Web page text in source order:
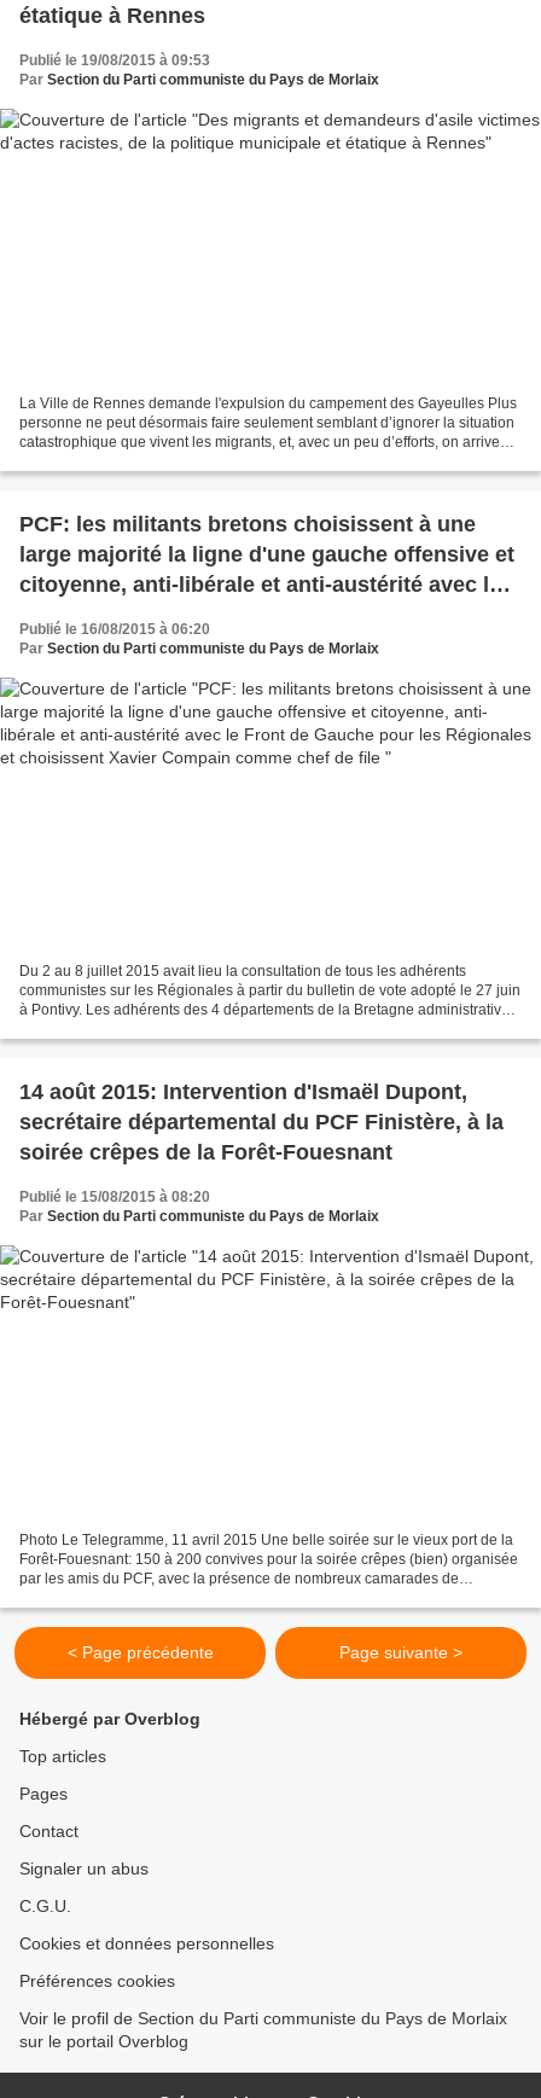
étatique à Rennes
Publié le 19/08/2015 à 09:53
Par Section du Parti communiste du Pays de Morlaix
La Ville de Rennes demande l'expulsion du campement des Gayeulles Plus
personne ne peut désormais faire seulement semblant d’ignorer la situation
catastrophique que vivent les migrants, et, avec un peu d’efforts, on arrive
PCF: les militants bretons choisissent à une
large majorité la ligne d'une gauche offensive et
citoyenne, anti-libérale et anti-austérité avec le
choisissent Xavier Compain comme chef de file
Publié le 16/08/2015 à 06:20
Par Section du Parti communiste du Pays de Morlaix
Du 2 au 8 juillet 2015 avait lieu la consultation de tous les adhérents
communistes sur les Régionales à partir du bulletin de vote adopté le 27 juin
à Pontivy. Les adhérents des 4 départements de la Bretagne administrative
14 août 2015: Intervention d'Ismaël Dupont,
secrétaire départemental du PCF Finistère, à la
soirée crêpes de la Forêt-Fouesnant
Publié le 15/08/2015 à 08:20
Par Section du Parti communiste du Pays de Morlaix
Photo Le Telegramme, 11 avril 2015 Une belle soirée sur le vieux port de la
Forêt-Fouesnant: 150 à 200 convives pour la soirée crêpes (bien) organisée
par les amis du PCF, avec la présence de nombreux camarades de
< Page précédente Page suivante >
Hébergé par Overblog
Top articles
Pages
Contact
Signaler un abus
C.G.U.
Cookies et données personnelles
Préférences cookies
Voir le profil de Section du Parti communiste du Pays de Morlaix
sur le portail Overblog